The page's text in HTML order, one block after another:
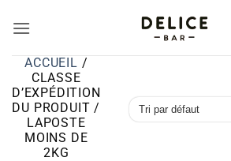
ACCUEIL /
CLASSE
D’EXPÉDITION
DU PRODUIT/
LAPOSTE
MOINS DE
2KG